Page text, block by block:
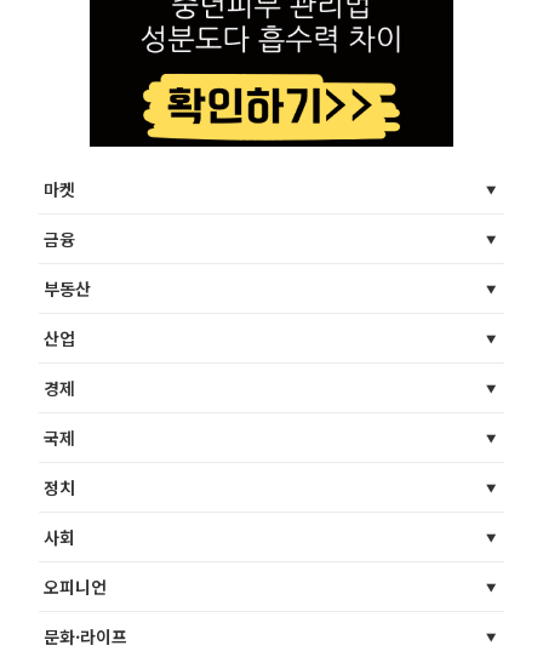
마켓
금융
부동산
산업
경제
국제
정치
사회
오피니언
문화·라이프